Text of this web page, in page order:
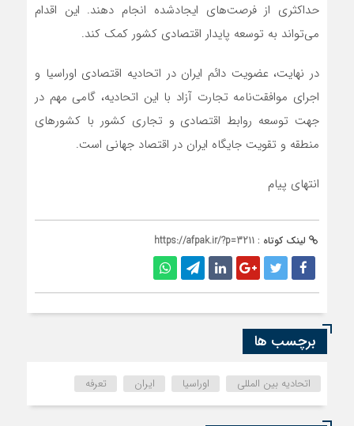
حداکثری از فرصت‌های ایجادشده انجام دهند. این اقدام
می‌تواند به توسعه پایدار اقتصادی کشور کمک کند.
در نهایت، عضویت دائم ایران در اتحادیه اقتصادی اوراسیا و
اجرای موافقت‌نامه تجارت آزاد با این اتحادیه، گامی مهم در
جهت توسعه روابط اقتصادی و تجاری کشور با کشورهای
منطقه و تقویت جایگاه ایران در اقتصاد جهانی است.
انتهای پیام
لینک کوتاه : https://afpak.ir/?p=3211
برچسب ها
اتحادیه بین المللی اوراسیا ایران تعرفه